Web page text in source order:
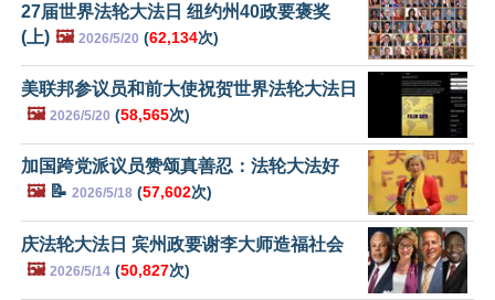
27届世界法轮大法日 纽约州40政要褒奖
(上) 🖼️ 2026/5/20 (62,134次)
美联邦参议员和前大使祝贺世界法轮大法日
🖼️ 2026/5/20 (58,565次)
加国跨党派议员赞颂真善忍：法轮大法好
🖼️📝 2026/5/18 (57,602次)
庆法轮大法日 宾州政要谢李大师造福社会
🖼️ 2026/5/14 (50,827次)